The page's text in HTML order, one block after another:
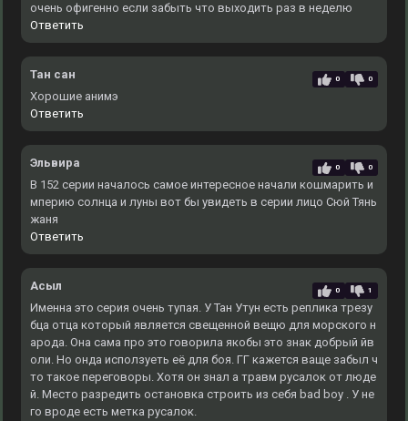
очень офигенно если забыть что выходить раз в неделю
Ответить
Тан сан 0 0
Хорошие анимэ
Ответить
Эльвира 0 0
В 152 серии началось самое интересное начали кошмарить и
мперию солнца и луны вот бы увидеть в серии лицо Сюй Тянь
жаня
Ответить
Асыл 0 1
Именна это серия очень тупая. У Тан Утун есть реплика трезу
бца отца который является свещенной вещю для морского н
арода. Она сама про это говорила якобы это знак добрый йв
оли. Но онда исползуеть её для боя. ГГ кажется ваще забыл ч
то такое переговоры. Хотя он знал а травм русалок от люде
й. Место разредить остановка строить из себя bad boy . У не
го вроде есть метка русалок.